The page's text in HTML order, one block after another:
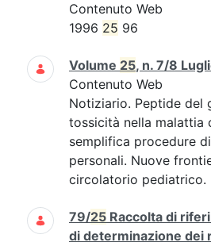
Contenuto Web
1996 25 96
Volume 25, n. 7/8
Contenuto Web
Notiziario. Peptide del
tossicità nella malattia
semplifica procedure
personali. Nuove
circolatorio pediatrico.
79/25 Raccolta di
di determinazione dei